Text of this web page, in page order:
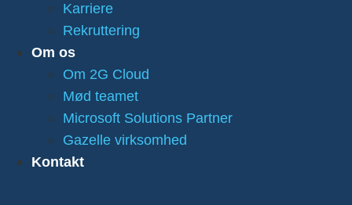
Karriere
Rekruttering
Om os
Om 2G Cloud
Mød teamet
Microsoft Solutions Partner
Gazelle virksomhed
Kontakt